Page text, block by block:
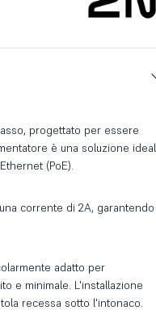
progettato per essere
è una soluzione
(PoE).
corrente di 2A, garantendo
adatto per
e minimale. L'installazione
recessa sotto l'intonaco.